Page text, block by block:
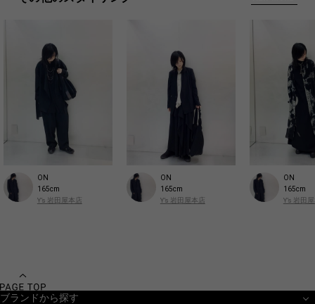
ON
165cm
Y’s 岩田屋本店
ON
165cm
Y’s 岩田屋本店
ON
165cm
Y’s 岩田
ブランドから探す